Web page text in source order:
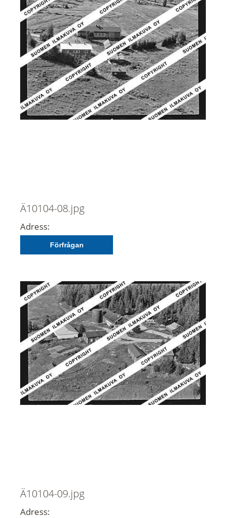
Ä10104-08.jpg
Adress:
Förfrågan
Ä10104-09.jpg
Adress: